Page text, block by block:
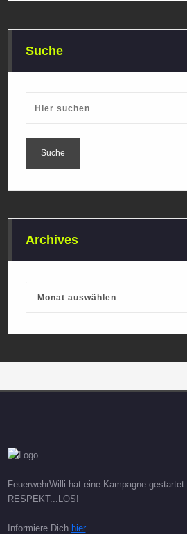
Suche
Archives
FeuerwehrWilli hat eine Kampagne gestartet:
RESPEKT...LOS!
Informiere Dich hier